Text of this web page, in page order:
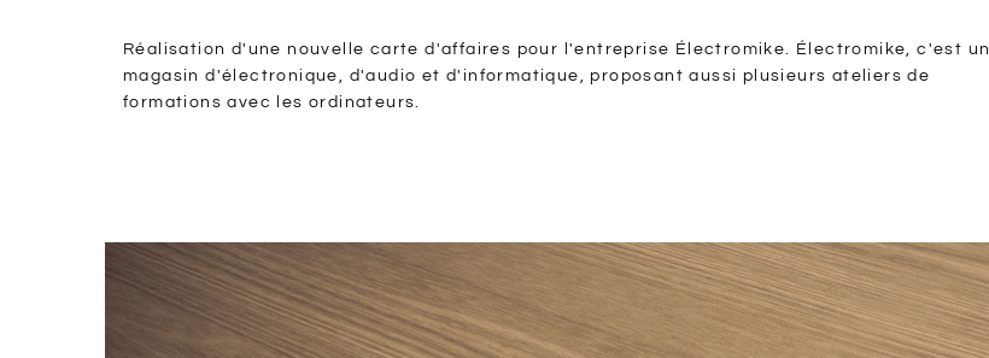
Réalisation d'une nouvelle carte d'affaires pour l'entreprise Électromike. Électromike, c'est un
magasin d'électronique, d'audio et d'informatique, proposant aussi plusieurs ateliers de
formations avec les ordinateurs.